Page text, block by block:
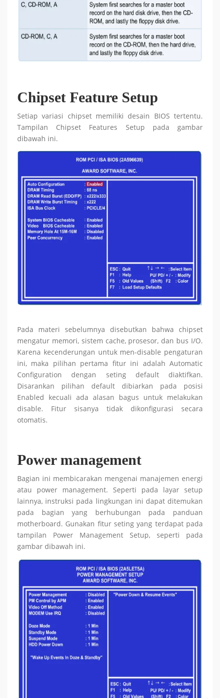
Chipset Feature Setup
Setiap variasi chipset memiliki desain BIOS tertentu.
Tampilan Chipset Features Setup pada gambar
dibawah ini.
Pada materi sebelumnya disebutkan bahwa chipset
mengatur memori, sistem cache, prosesor, dan bus I/O.
Karena kecenderungan untuk men-disable pengaturan
ini, maka pilihan pertama fitur ini adalah Automatic
Configuration
dengan seting default diaktifkan.
Disarankan pilihan default dibiarkan pada posisi
Enabled kecuali ada alasan bagus untuk melakukan
disable. Fitur sisanya tidak dikonfigurasi secara
otomatis.
Power management
Bagian ini membicarakan mengenai manajemen energi
atau power management. Seperti pada layar setup
lainnya, instruksi pada lingkungan ini dapat ditemukan
pada bagian yang berhubungan pada panduan
motherboard. Gunakan fitur seting yang terdapat pada
tampilan Power Management Setup, seperti pada
gambar dibawah ini.